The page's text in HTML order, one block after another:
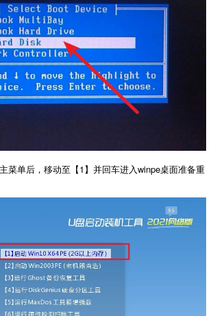
菜单后，移动至【1】并回车进入winpe桌面准备重